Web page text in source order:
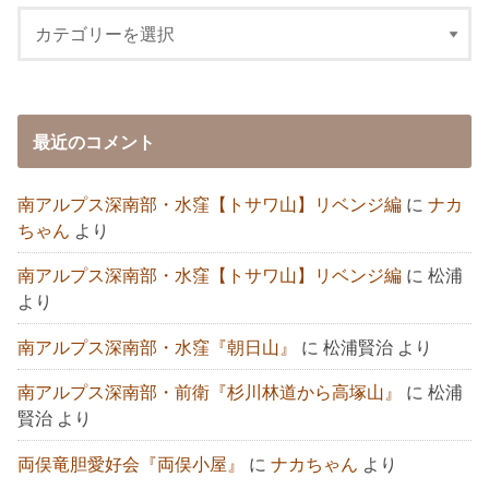
最近のコメント
南アルプス深南部・水窪【トサワ山】リベンジ編 にナカ
ちゃん より
南アルプス深南部・水窪【トサワ山】リベンジ編 に松浦
より
南アルプス深南部・水窪『朝日山』 に松浦賢治 より
南アルプス深南部・前衛『杉川林道から高塚山』 に松浦
賢治 より
両俣竜胆愛好会『両俣小屋』 にナカちゃん より